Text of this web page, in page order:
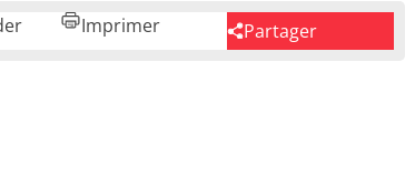
Imprimer Partager